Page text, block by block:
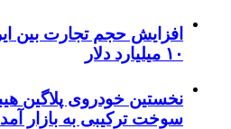
افزایش حجم تجارت بین
۱۰ میلیارد دلار
نخستین خودروی پلاگین
سوخت ترکیبی به بازار آمد